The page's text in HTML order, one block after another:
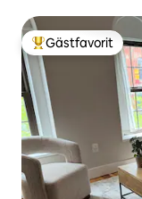
Populär
Gästfavorit